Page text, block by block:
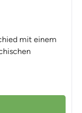
mit einem